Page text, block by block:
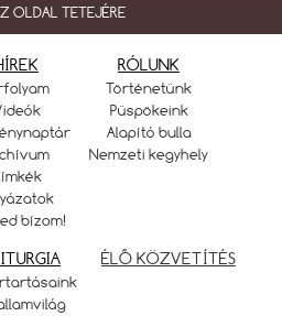
OLDAL TETEJÉRE
bízom!
RÓLUNK
Történetünk
Püspökeink
Alapító bulla
Nemzeti kegyhely
ÉLŐ KÖZVETÍTÉS